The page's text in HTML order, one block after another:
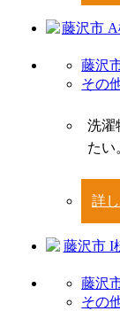
藤沢
その
洗濯
たい
詳
藤沢
その